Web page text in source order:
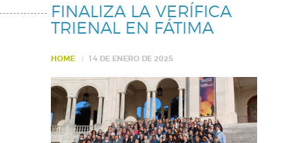
FINALIZA LA VERÍFICA
TRIENAL EN FÁTIMA
HOME 14 DE ENERO DE 2025